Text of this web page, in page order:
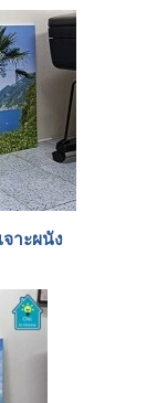
าะผนัง